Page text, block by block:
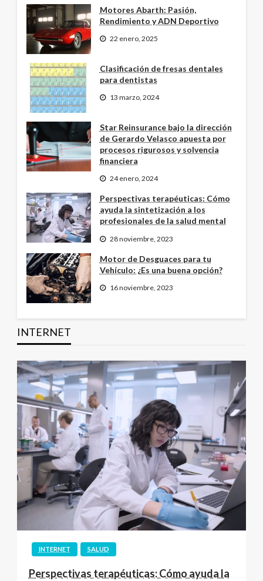
Motores Abarth: Pasión,
Rendimiento y ADN Deportivo
22 enero, 2025
Clasificación de fresas dentales
para dentistas
13 marzo, 2024
Star Reinsurance bajo la dirección
de Gerardo Velasco apuesta por
procesos rigurosos y solvencia
financiera
24 enero, 2024
Perspectivas terapéuticas: Cómo
ayuda la sintetización a los
profesionales de la salud mental
28 noviembre, 2023
Motor de Desguaces para tu
Vehículo: ¿Es una buena opción?
16 noviembre, 2023
INTERNET
INTERNET SALUD
Perspectivas terapéuticas: Cómo ayuda la